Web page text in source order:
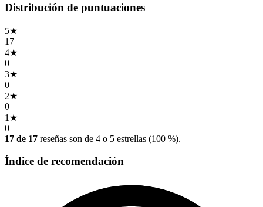
Distribución de puntuaciones
5★
17
4★
0
3★
0
2★
0
1 ★
0
17 de 17 reseñas son de 4 o 5 estrellas (100 %).
Índice de recomendación